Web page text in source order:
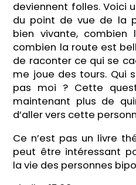
deviennent folles. Voici
du point de vue de la
bien vivante,
combien la route est
de raconter ce qui se
me joue des tours. Qui
pas moi ? Cette
maintenant plus de
d’aller vers cette
Ce n’est pas un livre
peut être intéressant
la vie des personnes